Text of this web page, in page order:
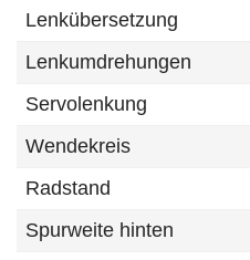
Lenkübersetzung
Lenkumdrehungen
Servolenkung
Wendekreis
Radstand
Spurweite hinten